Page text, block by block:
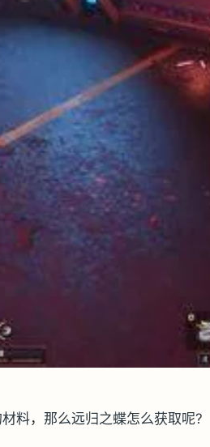
料，那么远归之蝶怎么获取呢?